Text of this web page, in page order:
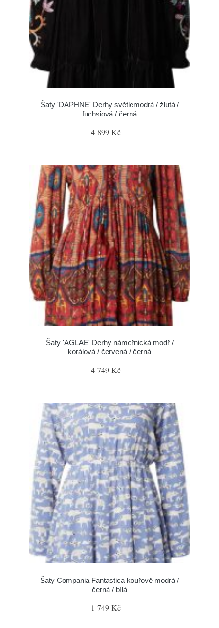
Šaty 'DAPHNE' Derhy světlemodrá / žlutá /
fuchsiová / černá
4 899 Kč
Šaty 'AGLAE' Derhy námořnická modř /
korálová / červená / černá
4 749 Kč
Šaty Compania Fantastica kouřově modrá /
černá / bílá
1 749 Kč